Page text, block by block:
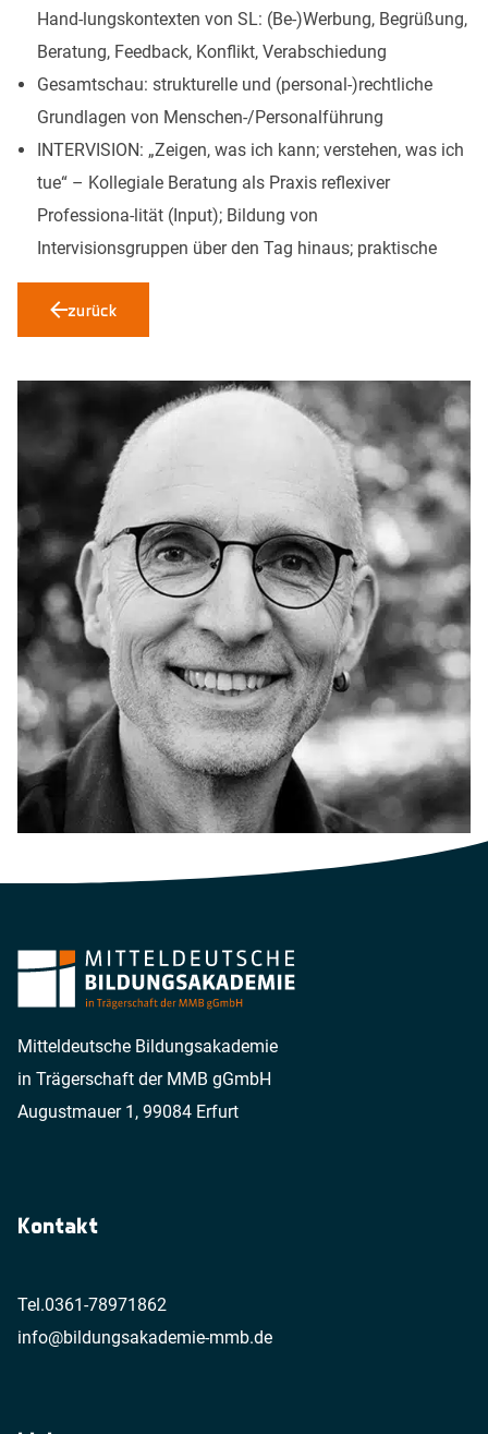
Hand-lungskontexten von SL: (Be-)Werbung, Begrüßung,
Beratung, Feedback, Konflikt, Verabschiedung
Gesamtschau: strukturelle und (personal-)rechtliche
Grundlagen von Menschen-/Personalführung
INTERVISION: „Zeigen, was ich kann; verstehen, was ich
tue“ – Kollegiale Beratung als Praxis reflexiver
Professiona-lität (Input); Bildung von
Intervisionsgruppen über den Tag hinaus; praktische
zurück
Mitteldeutsche Bildungsakademie
in Trägerschaft der MMB gGmbH
Augustmauer 1, 99084 Erfurt
Kontakt
Tel.0361-78971862
info@bildungsakademie-mmb.de